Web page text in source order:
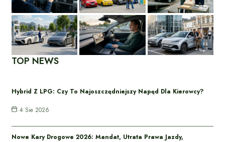
TOP NEWS
Hybrid Z LPG: Czy To Najoszczędniejszy Napęd Dla Kierowcy?
4 Sie 2026
Nowe Kary Drogowe 2026: Mandat, Utrata Prawa Jazdy,